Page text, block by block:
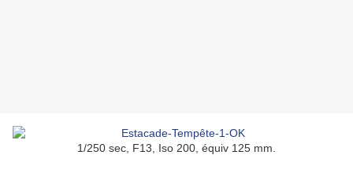
1/250 sec, F13, Iso 200, équiv 125 mm.